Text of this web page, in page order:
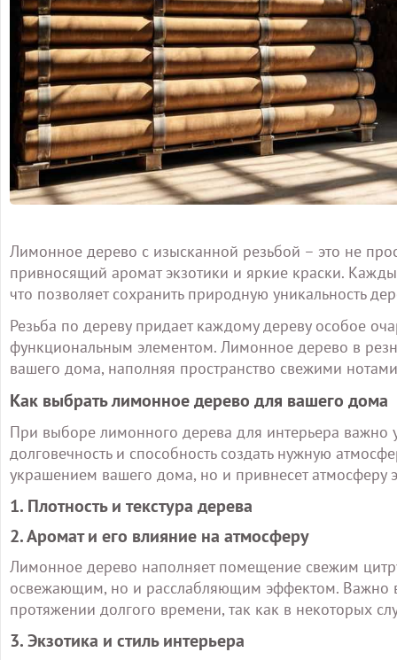
Лимонное дерево с изысканной резьбой – это не
привносящий аромат экзотики и яркие краски.
что позволяет сохранить природную уникальность
Резьба по дереву придает каждому дереву особое
функциональным элементом. Лимонное дерево в
вашего дома, наполняя пространство свежими
Как выбрать лимонное дерево для вашего дома
При выборе лимонного дерева для интерьера важно
долговечность и способность создать нужную
украшением вашего дома, но и привнесет атмосферу
1. Плотность и текстура дерева
2. Аромат и его влияние на атмосферу
Лимонное дерево наполняет помещение свежим
освежающим, но и расслабляющим эффектом. Важно
протяжении долгого времени, так как в некоторых
3. Экзотика и стиль интерьера